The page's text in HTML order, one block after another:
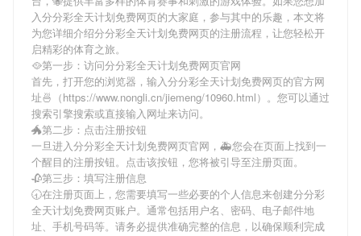
入分分彩全天计划免费网页的大家庭，参与其中的乐趣，本文将
为您详细介绍分分彩全天计划免费网页的注册流程，让您轻松开
启精彩的体育之旅。
🥘第一步：访问分分彩全天计划免费网页官网
首先，打开您的浏览器，输入分分彩全天计划免费网页的官方网
址🍜（https://www.nongli.cn/jiemeng/10960.html）。您可以通过
搜索引擎搜索或直接输入网址来访问。
🐲第二步：点击注册按钮
一旦进入分分彩全天计划免费网页官网，🚑您会在页面上找到一
个醒目的注册按钮。点击该按钮，您将被引导至注册页面。
🥀第三步：填写注册信息
🕣在注册页面上，您需要填写一些必要的个人信息来创建分分彩
全天计划免费网页账户。通常包括用户名、密码、电子邮件地
址、手机号码等。请务必提供准确完整的信息，以确保顺利完成